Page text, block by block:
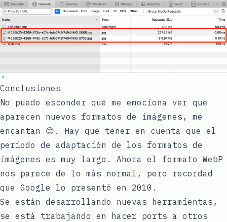
Conclusiones
No puedo esconder que me emociona ver que
aparecen nuevos formatos de imágenes, me
encantan 😊. Hay que tener en cuenta que el
periodo de adaptación de los formatos de
imágenes es muy largo. Ahora el formato WebP
nos parece de lo más normal, pero recordad
que Google lo presentó en 2010.
Se están desarrollando nuevas herramientas,
se está trabajando en hacer ports a otros